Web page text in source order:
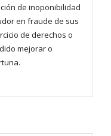
de inoponibilidad
en fraude de sus
de derechos o
mejorar o